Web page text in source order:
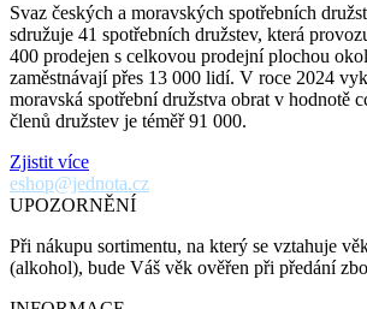
Svaz českých a moravských spotřebních
sdružuje 41 spotřebních družstev, která
400 prodejen s celkovou prodejní plochou
zaměstnávají přes 13 000 lidí. V roce 2024
moravská spotřební družstva obrat v hodnotě
členů družstev je téměř 91 000.
Zjistit více
eshop@jednota.cz
UPOZORNĚNÍ
Při nákupu sortimentu, na který se vztahuje
(alkohol), bude Váš věk ověřen při předání